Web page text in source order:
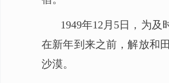
1949年12月5日，为
在新年到来之前，解放和
沙漠。